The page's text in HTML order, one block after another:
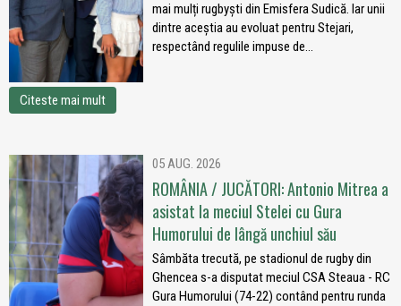
mai mulți rugbyști din Emisfera Sudică. Iar unii
dintre aceștia au evoluat pentru Stejari,
respectând regulile impuse de...
Citeste mai mult
05 AUG. 2026
ROMÂNIA / JUCĂTORI: Antonio Mitrea a
asistat la meciul Stelei cu Gura
Humorului de lângă unchiul său
Sâmbăta trecută, pe stadionul de rugby din
Ghencea s-a disputat meciul CSA Steaua - RC
Gura Humorului (74-22) contând pentru runda